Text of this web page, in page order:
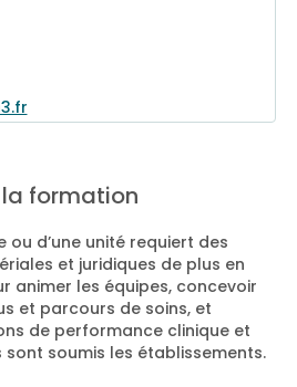
formation
ou d’une unité requiert des
et juridiques de plus en
animer les équipes, concevoir
et parcours de soins, et
de performance clinique et
soumis les établissements.